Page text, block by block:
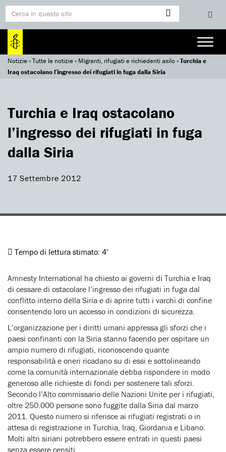
Notizie»Tutte le notizie» Migranti, rifugiati e richiedenti asilo»Turchia e
Iraq ostacolano l’ingresso dei rifugiati in fuga dalla Siria
Turchia e Iraq ostacolano
l’ingresso dei rifugiati in fuga
dalla Siria
17 Settembre 2012
Tempo di lettura stimato: 4'
Amnesty International ha chiesto ai governi di Turchia e Iraq
di cessare di ostacolare l’ingresso dei rifugiati in fuga dal
conflitto interno della Siria e di aprire tutti i varchi di confine
consentendo loro un accesso in condizioni di sicurezza.
L’organizzazione per i diritti umani appressa gli sforzi che i
paesi confinanti con la Siria stanno facendo per ospitare un
ampio numero di rifugiati, riconoscendo quante
responsabilità e oneri ricadano su di essi e sottolineando
come la comunità internazionale debba rispondere in modo
generoso alle richieste di fondi per sostenere tali sforzi.
Secondo l’Alto commissario delle Nazioni Unite per i rifugiati,
oltre 250.000 persone sono fuggite dalla Siria dal marzo
2011. Questo numero si riferisce ai rifugiati registrati o in
attesa di registrazione in Turchia, Iraq, Giordania e Libano.
Molti altri siriani potrebbero essere entrati in questi paesi
senza essere censiti.